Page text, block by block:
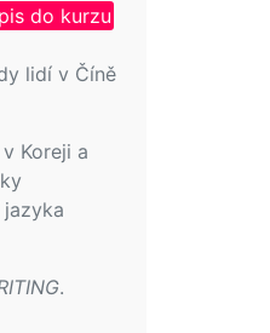
lidí v Číně
Koreji a
.
do kurzu